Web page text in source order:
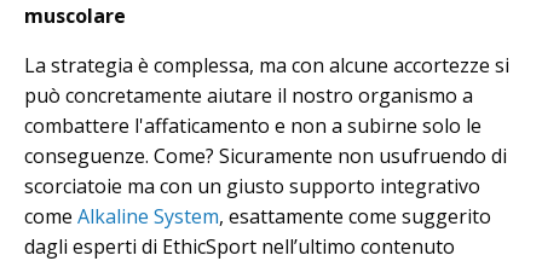
muscolare
La strategia è complessa, ma con alcune accortezze si
può concretamente aiutare il nostro organismo a
combattere l'affaticamento e non a subirne solo le
conseguenze. Come? Sicuramente non usufruendo di
scorciatoie ma con un giusto supporto integrativo
come Alkaline System, esattamente come suggerito
dagli esperti di EthicSport nell’ultimo contenuto